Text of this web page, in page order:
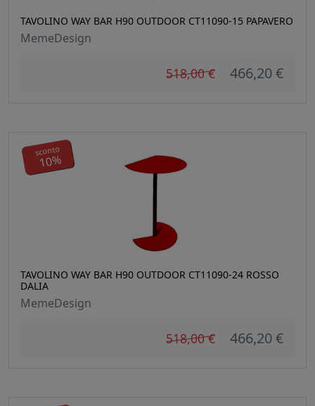
TAVOLINO WAY BAR H90 OUTDOOR CT11090-15 PAPAVERO
MemeDesign
518,00 € 466,20 €
TAVOLINO WAY BAR H90 OUTDOOR CT11090-24 ROSSO
DALIA
MemeDesign
518,00 € 466,20 €
sconto
10%